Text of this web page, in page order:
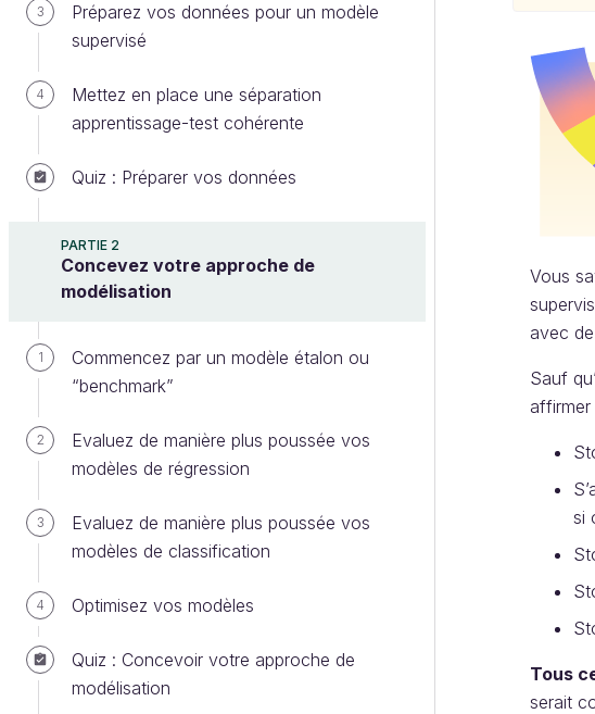
3
Préparez vos données pour un modèle
supervisé
4
Mettez en place une séparation
apprentissage-test cohérente
Quiz : Préparer vos données
PARTIE 2
Concevez votre approche de
modélisation
1
Commencez par un modèle étalon ou
“benchmark”
2
Evaluez de manière plus poussée vos
modèles de régression
3
Evaluez de manière plus poussée vos
modèles de classification
4 Optimisez vos modèles
Quiz : Concevoir votre approche de
modélisation
Vous
avec
Sauf
si
Tous
serait